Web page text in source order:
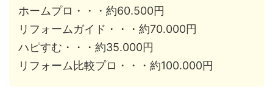
ホームプロ・・・約60.500円
リフォームガイド・・・約70.000円
ハピすむ・・・約35.000円
リフォーム比較プロ・・・約100.000円